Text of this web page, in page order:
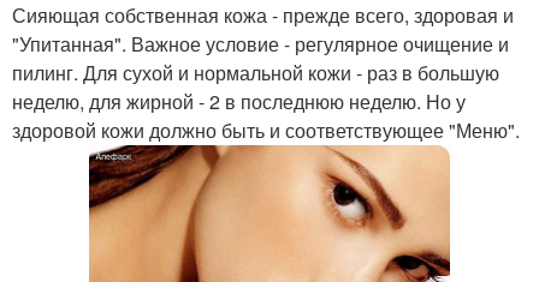
Сияющая собственная кожа - прежде всего, здоровая и
"Упитанная". Важное условие - регулярное очищение и
пилинг. Для сухой и нормальной кожи - раз в большую
неделю, для жирной - 2 в последнюю неделю. Но у
здоровой кожи должно быть и соответствующее "Меню".